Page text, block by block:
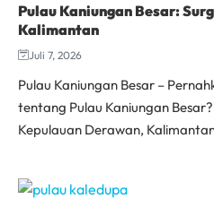
Pulau Kaniungan Besar:
Kalimantan
Juli 7, 2026
Pulau Kaniungan Besar –
tentang Pulau Kaniungan
Kepulauan Derawan,